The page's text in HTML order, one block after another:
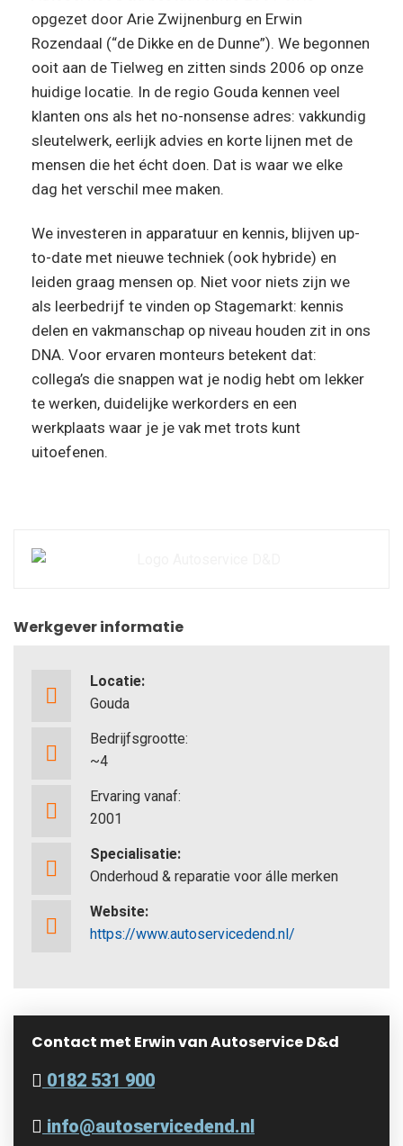
opgezet door Arie Zwijnenburg en Erwin
Rozendaal (“de Dikke en de Dunne”). We begonnen
ooit aan de Tielweg en zitten sinds 2006 op onze
huidige locatie. In de regio Gouda kennen veel
klanten ons als het no-nonsense adres: vakkundig
sleutelwerk, eerlijk advies en korte lijnen met de
mensen die het écht doen. Dat is waar we elke
dag het verschil mee maken.
We investeren in apparatuur en kennis, blijven up-
to-date met nieuwe techniek (ook hybride) en
leiden graag mensen op. Niet voor niets zijn we
als leerbedrijf te vinden op Stagemarkt: kennis
delen en vakmanschap op niveau houden zit in ons
DNA. Voor ervaren monteurs betekent dat:
collega’s die snappen wat je nodig hebt om lekker
te werken, duidelijke werkorders en een
werkplaats waar je je vak met trots kunt
uitoefenen.
Werkgever informatie
Locatie:
Gouda
Bedrijfsgrootte:
~4
Ervaring vanaf:
2001
Specialisatie:
Onderhoud & reparatie voor álle merken
Website:
https://www.autoservicedend.nl/
Contact met Erwin van Autoservice D&d
0182 531 900
info@autoservicedend.nl